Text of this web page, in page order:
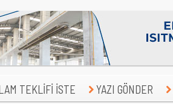
TEKLİFİ İSTE YAZI GÖNDER